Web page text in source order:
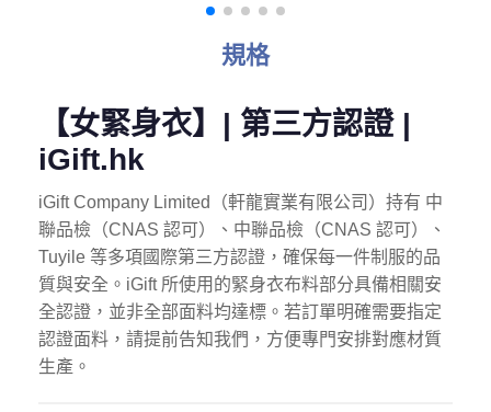
規格
【女緊身衣】| 第三方認證 |
iGift.hk
iGift Company Limited（軒龍實業有限公司）持有 中
聯品檢（CNAS 認可）、中聯品檢（CNAS 認可）、
Tuyile 等多項國際第三方認證，確保每一件制服的品
質與安全。 iGift 所使用的緊身衣布料部分具備相關安
全認證，並非全部面料均達標。若訂單明確需要指定
認證面料，請提前告知我們，方便專門安排對應材質
生產。